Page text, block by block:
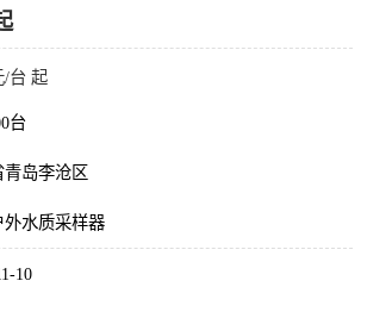
/台 起
台
青岛李沧区
外水质采样器
10